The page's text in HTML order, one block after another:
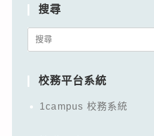
搜尋
Search
校務平台系統
1campus 校務系統